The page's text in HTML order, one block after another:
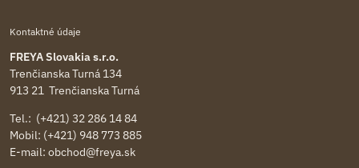
Kontaktné údaje
FREYA Slovakia s.r.o.
Trenčianska Turná 134
913 21 Trenčianska Turná
Tel.: (+421) 32 286 14 84
Mobil: (+421) 948 773 885
E-mail: obchod@freya.sk